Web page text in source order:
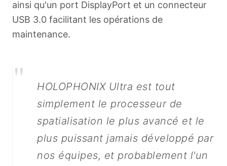
ainsi qu'un port DisplayPort et un connecteur
USB 3.0 facilitant les opérations de
maintenance.
"
HOLOPHONIX Ultra est tout
simplement le processeur de
spatialisation le plus avancé et le
plus puissant jamais développé par
nos équipes, et probablement l'un